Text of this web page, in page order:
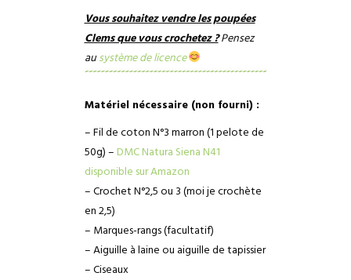
Vous souhaitez vendre les poupées
Clems que vous crochetez ?Pensez
ausystème de licence
Matériel nécessaire (non fourni) :
– Fil de coton N°3 marron (1 pelote de
50g) – DMC Natura Siena N41
disponible sur Amazon
– Crochet N°2,5 ou 3 (moi je crochète
en 2,5)
– Marques-rangs (facultatif)
– Aiguille à laine ou aiguille de tapissier
– Ciseaux